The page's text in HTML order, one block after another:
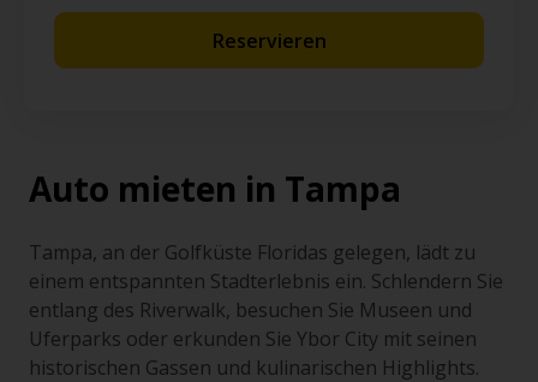
Reservieren
Auto mieten in Tampa
Tampa, an der Golfküste Floridas gelegen, lädt zu
einem entspannten Stadterlebnis ein. Schlendern Sie
entlang des Riverwalk, besuchen Sie Museen und
Uferparks oder erkunden Sie Ybor City mit seinen
historischen Gassen und kulinarischen Highlights.